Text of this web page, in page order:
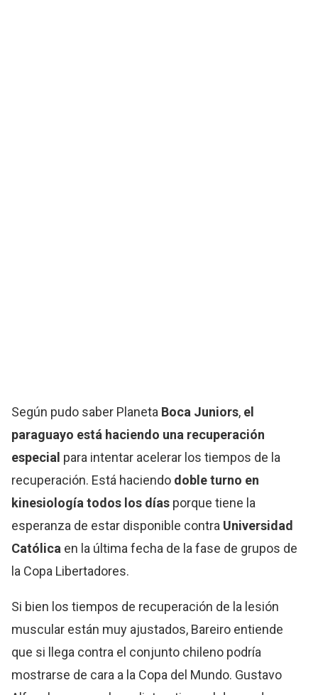
Según pudo saber Planeta Boca Juniors, el
paraguayo está haciendo una recuperación
especial para intentar acelerar los tiempos de la
recuperación. Está haciendo doble turno en
kinesiología todos los días porque tiene la
esperanza de estar disponible contra Universidad
Católica en la última fecha de la fase de grupos de
la Copa Libertadores.
Si bien los tiempos de recuperación de la lesión
muscular están muy ajustados, Bareiro entiende
que si llega contra el conjunto chileno podría
mostrarse de cara a la Copa del Mundo. Gustavo